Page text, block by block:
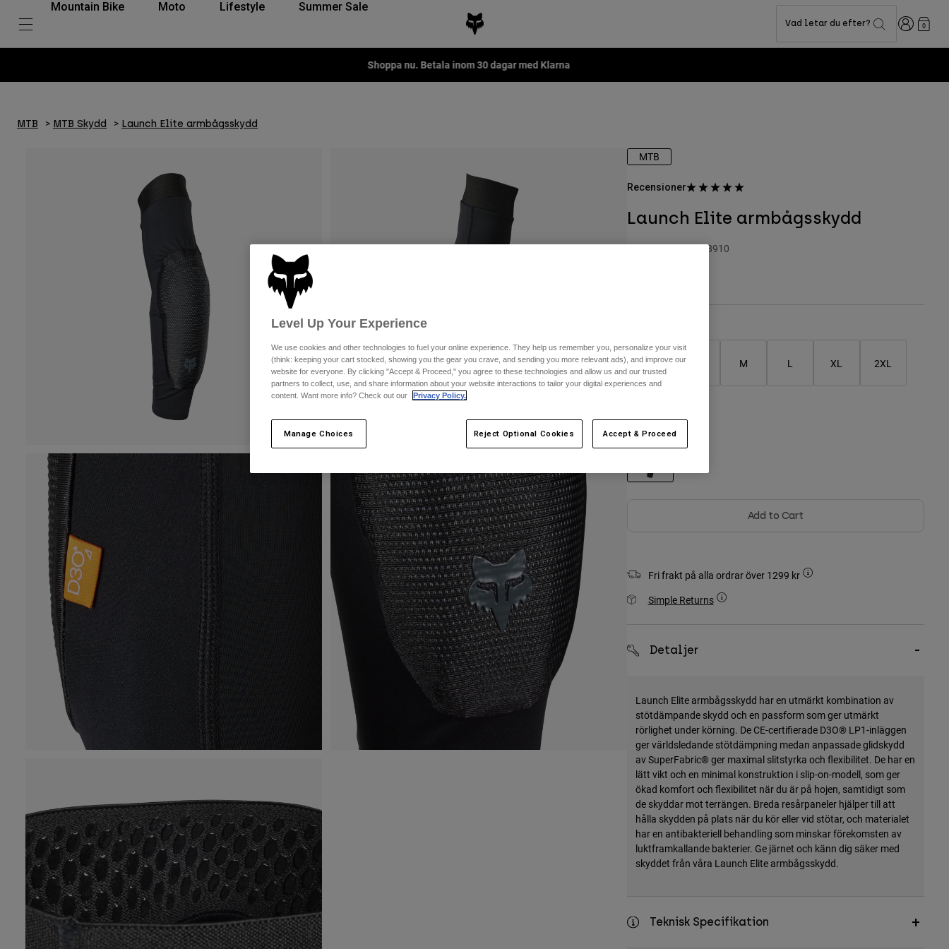
Mountain Bike Moto Lifestyle Summer Sale
Vad letar du efter? Login0
Fox LAB Capsule Collection -
MTB MTB Skydd Launch Elite armbågsskydd
MTB
Recensioner
Launch Elite armbågsskydd
Produktnummer28910
XS M L XL 2XL
Färg -Svart
Add to Cart
Fri frakt på alla ordrar över 1299 kr
Simple Returns
Detaljer
Launch Elite armbågsskydd har en utmärkt kombination av
stötdämpande skydd och en passform som ger utmärkt
rörlighet under körning. De CE-certifierade D3O® LP1-inläggen
ger världsledande stötdämpning medan anpassade glidskydd
av SuperFabric® ger maximal slitstyrka och flexibilitet. De har en
lätt vikt och en minimal konstruktion i slip-on-modell, som ger
ökad komfort och flexibilitet när du är på hojen, samtidigt som
de skyddar mot terrängen. Breda resårpaneler hjälper till att
hålla skydden på plats när du kör eller vid stötar, och materialet
har en antibakteriell behandling som minskar förekomsten av
luktframkallande bakterier. Ge järnet och känn dig säker med
skyddet från våra Launch Elite armbågsskydd.
Teknisk Specifikation
Level Up Your Experience
We use cookies and other technologies to fuel your online experience. They help us remember you, personalize your visit
(think: keeping your cart stocked, showing you the gear you crave, and sending you more relevant ads), and improve our
website for everyone. By clicking "Accept & Proceed," you agree to these technologies and allow us and our trusted
partners to collect, use, and share information about your website interactions to tailor your digital experiences and
content. Want more info? Check out our
Privacy Policy.
Manage Choices Reject Optional Cookies Accept & Proceed